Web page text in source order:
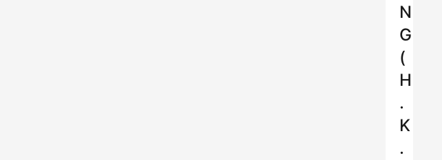
N
G
(
H
.
K
.